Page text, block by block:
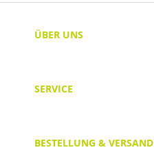
ÜBER UNS
SERVICE
BESTELLUNG & VERSAND